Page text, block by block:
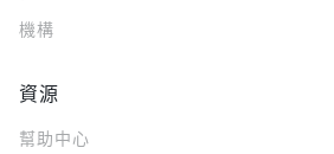
機構
資源
幫助中心